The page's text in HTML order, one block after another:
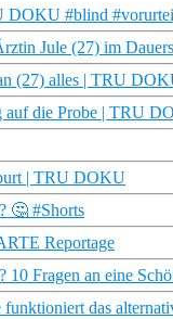
#blind
Jule (27) im
(27) alles | TRU
auf die Probe | TRU
| TRU DOKU
🤔 #Shorts
Reportage
Fragen an eine
das